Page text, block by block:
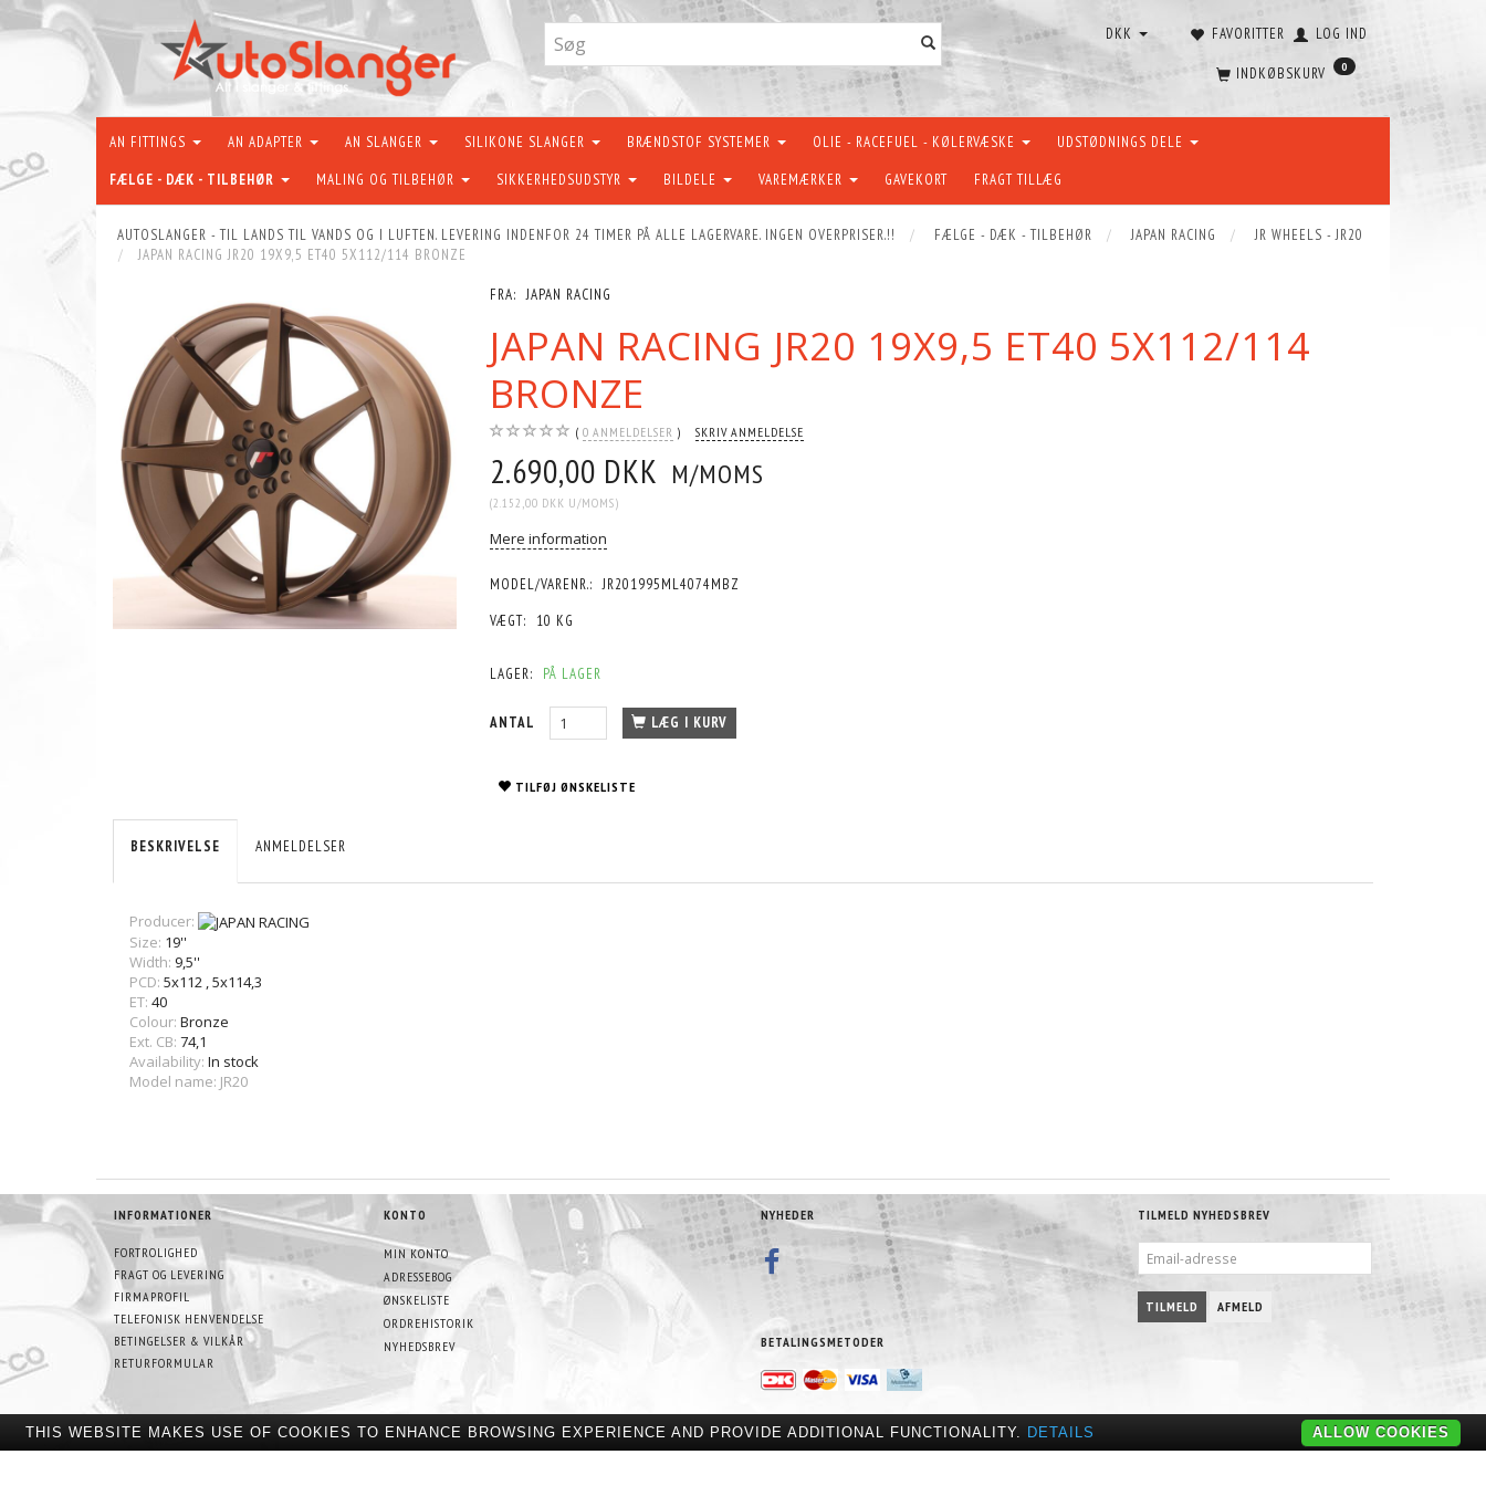
FAVORITTER LOG IND
DKK
INDKØBSKURV 0
AN FITTINGS AN ADAPTER AN SLANGER SILIKONE SLANGER BRÆNDSTOF SYSTEMER OLIE - RACEFUEL - KØLERVÆSKE UDSTØDNINGS DELE
FÆLGE - DÆK - TILBEHØR MALING OG TILBEHØR SIKKERHEDSUDSTYR BILDELE VAREMÆRKER GAVEKORT FRAGT TILLÆG
AUTOSLANGER - TIL LANDS TIL VANDS OG I LUFTEN. LEVERING INDENFOR 24 TIMER PÅ ALLE LAGERVARE. INGEN OVERPRISER.!! FÆLGE - DÆK - TILBEHØR JAPAN RACING
JR WHEELS - JR20
JAPAN RACING JR20 19X9,5 ET40 5X112/114 BRONZE
FRA: JAPAN RACING
JAPAN RACING JR20 19X9,5 ET40 5X112/114
BRONZE
0 ANMELDELSER SKRIV ANMELDELSE
2.690,00 DKK M/MOMS
(2.152,00 DKK U/MOMS)
Mere information
MODEL/VARENR.:
JR201995ML4074MBZ
VÆGT:
10 KG
LAGER: PÅ LAGER
ANTAL LÆG I KURV
TILFØJ ØNSKELISTE
BESKRIVELSE ANMELDELSER
Producer:
Size: 19''
Width: 9,5''
PCD: 5x112 ,5x114,3
ET: 40
Colour: Bronze
Ext. CB: 74,1
Availability: In stock
Model name: JR20
INFORMATIONER
FORTROLIGHED
FRAGT OG LEVERING
FIRMAPROFIL
TELEFONISK HENVENDELSE
BETINGELSER & VILKÅR
RETURFORMULAR
KONTO
MIN KONTO
ADRESSEBOG
ØNSKELISTE
ORDREHISTORIK
NYHEDSBREV
NYHEDER
BETALINGSMETODER
TILMELD NYHEDSBREV
ADRESSE
TILMELD AFMELD
THIS WEBSITE MAKES USE OF COOKIES TO ENHANCE BROWSING EXPERIENCE AND PROVIDE ADDITIONAL FUNCTIONALITY. DETAILS ALLOW COOKIES